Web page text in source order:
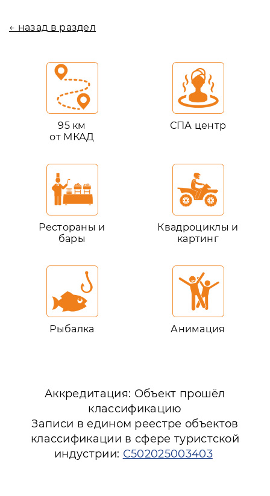
← назад в раздел
95 км
от МКАД
СПА центр
Рестораны и
бары
Квадроциклы и
картинг
Рыбалка Анимация
Аккредитация: Объект прошёл
классификацию
Записи в едином реестре объектов
классификации в сфере туристской
индустрии: С502025003403